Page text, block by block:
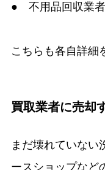
● 不用品回収業
こちらも各自詳細
買取業者に売却
まだ壊れていない
ースショップなど